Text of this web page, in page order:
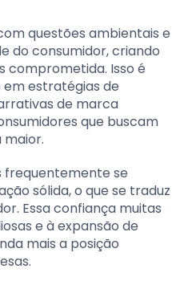
questões ambientais e
do consumidor, criando
comprometida. Isso é
estratégias de
de marca
que buscam
frequentemente se
sólida, o que se traduz
Essa confiança muitas
e à expansão de
mais a posição